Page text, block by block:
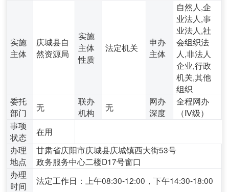
实施
主体
庆城县自
然资源局
实施
主体
性质
法定机关
申办
主体
自然人,企
业法人,事
业法人,社
会组织法
人,非法人
企业,行政
机关,其他
组织
委托
部门
无
联办
机构
无
网办
深度
全程网办
（Ⅳ级）
事项
状态
在用
办理
地点
甘肃省庆阳市庆城县庆城镇西大街53号
政务服务中心二楼D17号窗口
办理
时间
法定工作日：上午08:30-12:00，下午14:30-18:00